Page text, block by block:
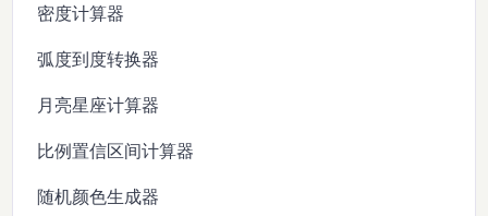
密度计算器
弧度到度转换器
月亮星座计算器
比例置信区间计算器
随机颜色生成器